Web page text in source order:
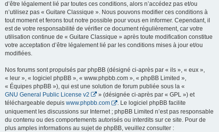
d’être légalement lié par toutes ces conditions, alors n’accédez pas et/ou
n’utilisez pas « Guitare Classique ». Nous pouvons modifier ces conditions à
tout moment et ferons tout notre possible pour vous en informer. Cependant, il
est de votre responsabilité de vérifier ce document régulièrement, car votre
utilisation continue de « Guitare Classique » après toute modification constitue
votre acceptation d’être légalement lié par les conditions mises à jour et/ou
modifiées.
Nos forums sont propulsés par phpBB (désigné ci-après par « ils », « eux »,
« leur », « logiciel phpBB », « www.phpbb.com », « phpBB Limited »,
« Équipes phpBB »), qui est une solution de forum publiée sous la «
GNU General Public License v2
» (désignée ci-après par « GPL ») et
téléchargeable depuis www.phpbb.com
. Le logiciel phpBB facilite
uniquement les discussions sur Internet ; phpBB Limited n’est pas responsable
du contenu ou des comportements autorisés ou interdits sur ce site. Pour de
plus amples informations au sujet de phpBB, veuillez consulter :